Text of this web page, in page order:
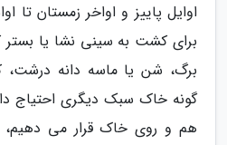
اوایل پاییز و اواخر زمستان تا
برای کشت به سینی نشا یا
برگ، شن یا ماسه دانه درشت،
گونه خاک سبک دیگری احتیاج
هم و روی خاک قرار می دهیم،